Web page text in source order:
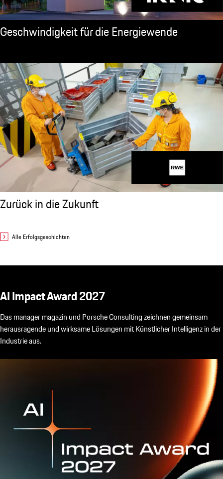
Geschwindigkeit für die Energiewende
Zurück in die Zukunft
Alle Erfolgsgeschichten
AI Impact Award​ 2027
Das manager magazin und Porsche Consultingzeichnen gemeinsam
herausragende und wirksame Lösungen mit Künstlicher Intelligenz in der
Industrie aus.